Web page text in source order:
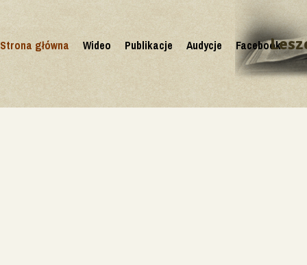
Strona główna Wideo Publikacje Audycje Facebook